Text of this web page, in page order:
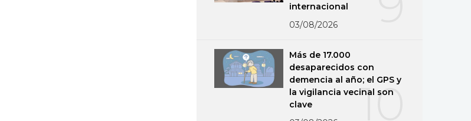
internacional
03/08/2026
10
Más de 17.000
desaparecidos con
demencia al año; el GPS y
la vigilancia vecinal son
clave